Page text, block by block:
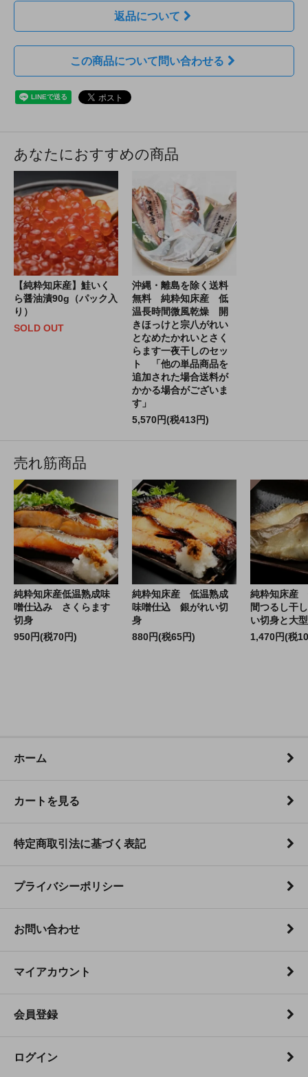
返品について
この商品について問い合わせる
あなたにおすすめの商品
【純粋知床産】鮭いく
ら醤油漬90g（パック入
り）
SOLD OUT
沖縄・離島を除く送料
無料 純粋知床産 低
温長時間微風乾燥 開
きほっけと宗八がれい
となめたかれいとさく
らます一夜干しのセッ
ト 「他の単品商品を
追加された場合送料が
かかる場合がございま
す」
5,570円(税413円)
売れ筋商品
純粋知床産低温熟成味
噌仕込み さくらます
切身
950円(税70円)
純粋知床産 低温熟成
味噌仕込 銀がれい切
身
880円(税65円)
純粋知床産
間つるし干
い切身と大
1,470円(税
ホーム
カートを見る
特定商取引法に基づく表記
プライバシーポリシー
お問い合わせ
マイアカウント
会員登録
ログイン